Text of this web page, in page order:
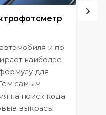
и по
наиболее
для
самым
на поиск кода
выкрасы